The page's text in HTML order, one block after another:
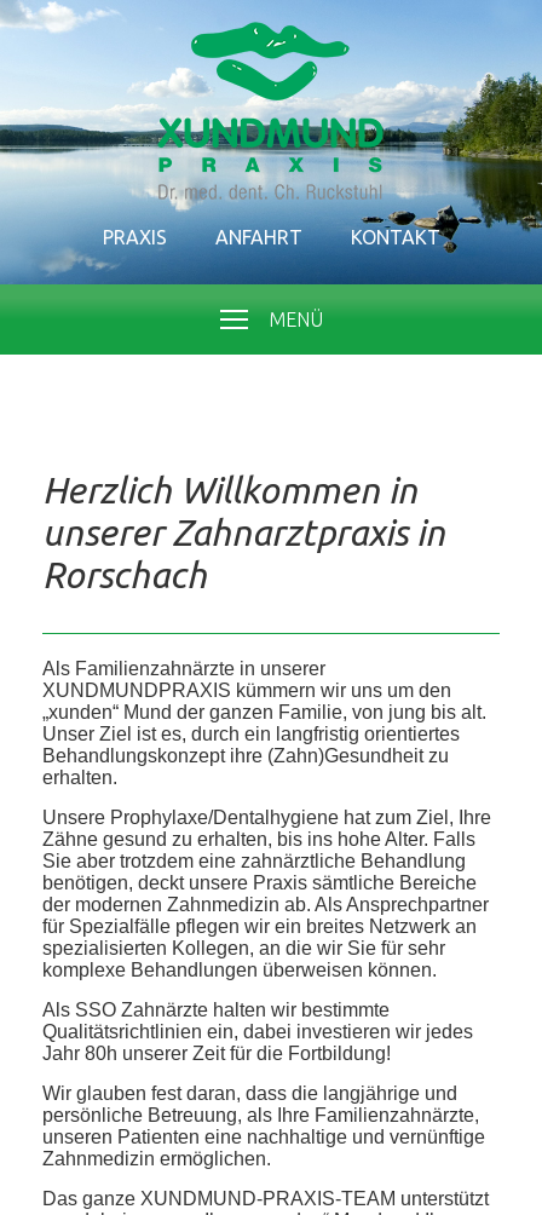
PRAXIS ANFAHRT KONTAKT
MENÜ
Herzlich Willkommen in
unserer Zahnarztpraxis in
Rorschach
Als Familienzahnärzte in unserer
XUNDMUNDPRAXIS kümmern wir uns um den
„xunden“ Mund der ganzen Familie, von jung bis alt.
Unser Ziel ist es, durch ein langfristig orientiertes
Behandlungskonzept ihre (Zahn)Gesundheit zu
erhalten.
Unsere Prophylaxe/Dentalhygiene hat zum Ziel, Ihre
Zähne gesund zu erhalten, bis ins hohe Alter. Falls
Sie aber trotzdem eine zahnärztliche Behandlung
benötigen, deckt unsere Praxis sämtliche Bereiche
der modernen Zahnmedizin ab. Als Ansprechpartner
für Spezialfälle pflegen wir ein breites Netzwerk an
spezialisierten Kollegen, an die wir Sie für sehr
komplexe Behandlungen überweisen können.
Als SSO Zahnärzte halten wir bestimmte
Qualitätsrichtlinien ein, dabei investieren wir jedes
Jahr 80h unserer Zeit für die Fortbildung!
Wir glauben fest daran, dass die langjährige und
persönliche Betreuung, als Ihre Familienzahnärzte,
unseren Patienten eine nachhaltige und vernünftige
Zahnmedizin ermöglichen.
Das ganze XUNDMUND-PRAXIS-TEAM unterstützt